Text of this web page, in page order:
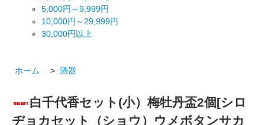
5,000円～9,999円
10,000円～29,999円
30,000円以上
ホーム > 酒器
白千代香セット(小）梅牡丹盃2個[シロ
ヂョカセット（ショウ）ウメボタンサカ